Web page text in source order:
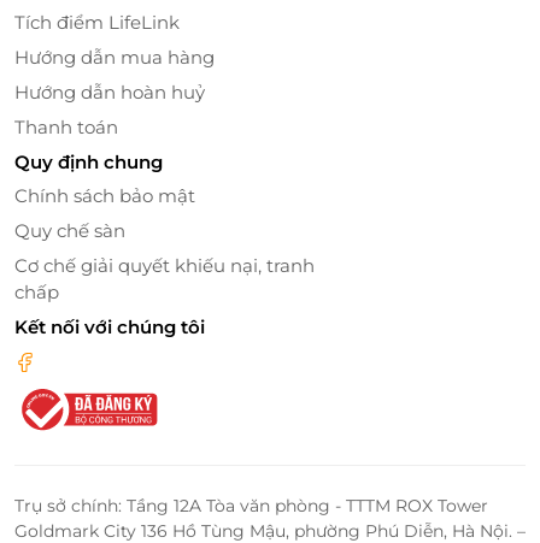
Tích điểm LifeLink
Hướng dẫn mua hàng
Hướng dẫn hoàn huỷ
Thanh toán
Quy định chung
Chính sách bảo mật
Quy chế sàn
Cơ chế giải quyết khiếu nại, tranh
chấp
Kết nối với chúng tôi
Trụ sở chính: Tầng 12A Tòa văn phòng - TTTM ROX Tower
Goldmark City 136 Hồ Tùng Mậu, phường Phú Diễn, Hà Nội. –